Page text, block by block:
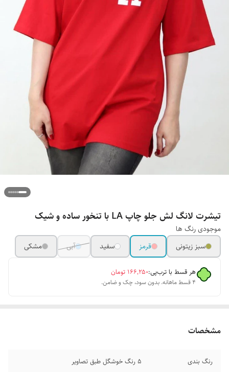
تیشرت لانگ لش جلو چاپ LA با تنخور ساده و شیک
موجودی رنگ ها
سبز زیتونی
قرمز سفید آبی مشکی
هر قسط با ترب‌پی:۱۶۶٬۲۵۰ تومان
۴ قسط ماهانه. بدون سود، چک و ضامن.
مشخصات
رنگ بندی 5 رنگ خوشگل طبق تصاویر